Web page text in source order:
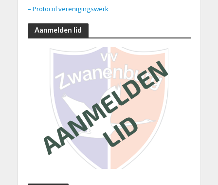
– Protocol verenigingswerk
Aanmelden lid